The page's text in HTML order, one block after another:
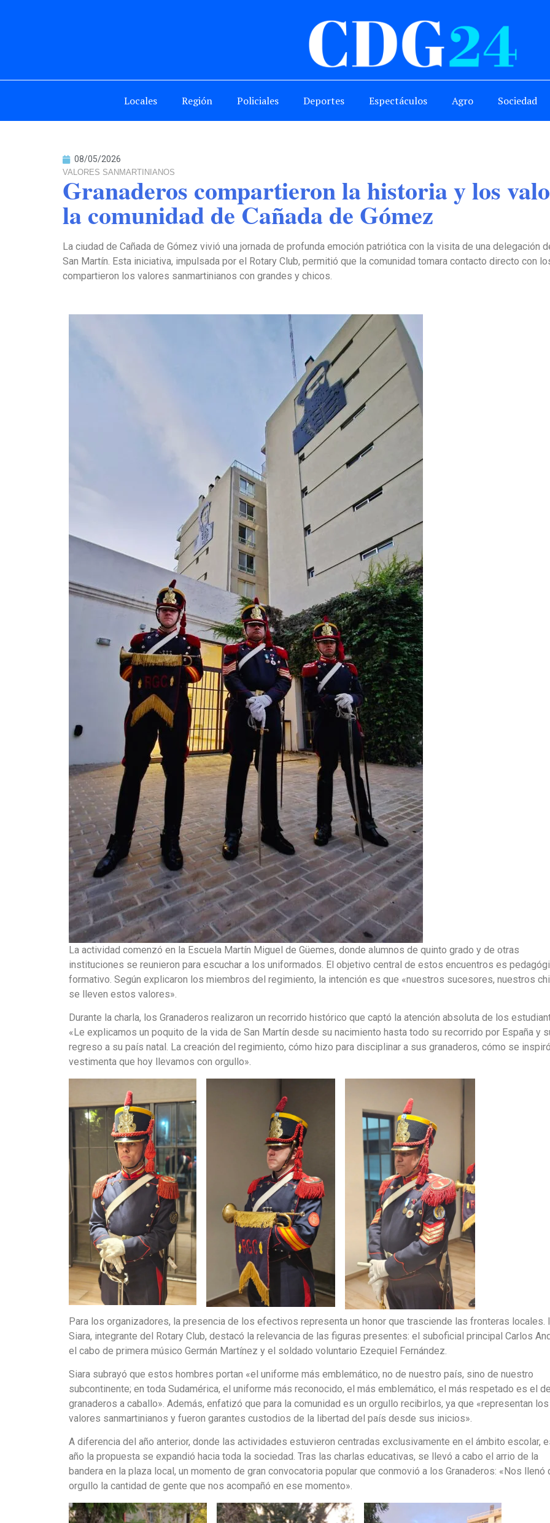
Locales Región Policiales Deportes Espectáculos Agro Sociedad
08/05/2026
VALORES SANMARTINIANOS
Granaderos compartieron la historia y los
la comunidad de Cañada de Gómez
La ciudad de Cañada de Gómez vivió una jornada de profunda emoción patriótica con la visita de una delegación
San Martín. Esta iniciativa, impulsada por el Rotary Club, permitió que la comunidad tomara contacto directo con
compartieron los valores sanmartinianos con grandes y chicos.
La actividad comenzó en la Escuela Martín Miguel de Güemes, donde alumnos de quinto grado y de otras
instituciones se reunieron para escuchar a los uniformados. El objetivo central de estos encuentros es
formativo. Según explicaron los miembros del regimiento, la intención es que «nuestros sucesores, nuestros
se lleven estos valores».
Durante la charla, los Granaderos realizaron un recorrido histórico que captó la atención absoluta de los
«Le explicamos un poquito de la vida de San Martín desde su nacimiento hasta todo su recorrido por España y
regreso a su país natal. La creación del regimiento, cómo hizo para disciplinar a sus granaderos, cómo se
vestimenta que hoy llevamos con orgullo».
Para los organizadores, la presencia de los efectivos representa un honor que trasciende las fronteras locales.
Siara, integrante del Rotary Club, destacó la relevancia de las figuras presentes: el suboficial principal Carlos
el cabo de primera músico Germán Martínez y el soldado voluntario Ezequiel Fernández.
Siara subrayó que estos hombres portan «el uniforme más emblemático, no de nuestro país, sino de nuestro
subcontinente; en toda Sudamérica, el uniforme más reconocido, el más emblemático, el más respetado es el
granaderos a caballo». Además, enfatizó que para la comunidad es un orgullo recibirlos, ya que «representan los
valores sanmartinianos y fueron garantes custodios de la libertad del país desde sus inicios».
A diferencia del año anterior, donde las actividades estuvieron centradas exclusivamente en el ámbito escolar,
año la propuesta se expandió hacia toda la sociedad. Tras las charlas educativas, se llevó a cabo el arrio de la
bandera en la plaza local, un momento de gran convocatoria popular que conmovió a los Granaderos: «Nos llenó
orgullo la cantidad de gente que nos acompañó en ese momento».